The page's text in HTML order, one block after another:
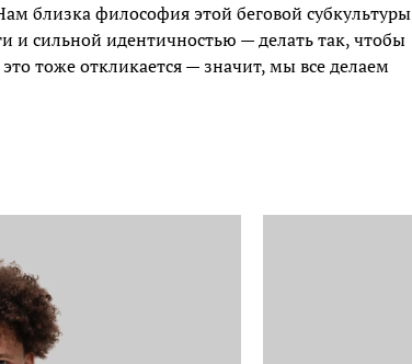
близка философия этой беговой субкультуры
сильной идентичностью — делать так, чтобы
тоже откликается — значит, мы все делаем